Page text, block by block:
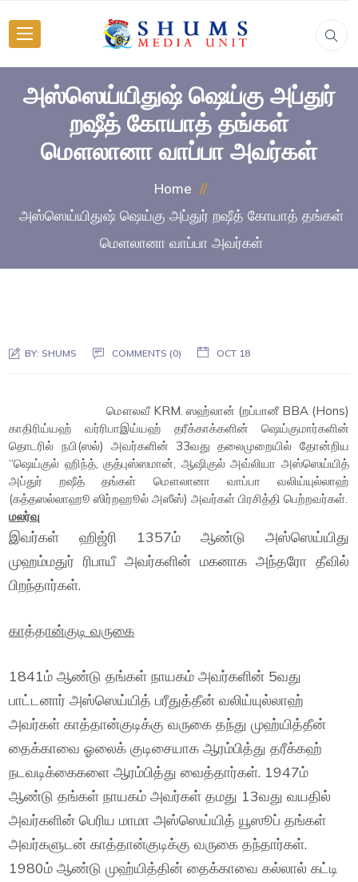
அஸ்ஸெய்யிதுஷ் ஷெய்கு அப்துர்
றஷீத் கோயாத் தங்கள்
மௌலானா வாப்பா அவர்கள்
Home
அஸ்ஸெய்யிதுஷ் ஷெய்கு அப்துர் றஷீத் கோயாத் தங்கள்
மௌலானா வாப்பா அவர்கள்
BY: SHUMS COMMENTS (0) OCT 18
மௌலவீ KRM. ஸஹ்லான் (றப்பானீ BBA (Hons)
காதிரிய்யஹ் வர்ரிபாஇய்யஹ் தரீக்காக்களின் ஷெய்குமார்களின்
தொடரில் நபி(ஸல்) அவர்களின் 33வது தலைமுறையில் தோன்றிய
“ஷெய்குல் ஹிந்த், குத்புஸ்ஸமான், ஆஷிகுல் அவ்லியா அஸ்ஸெய்யித்
அப்துர் றஷீத் தங்கள் மௌலானா வாப்பா வலிய்யுல்லாஹ்
(கத்தஸல்லாஹூ ஸிர்றஹூல் அஸீஸ்) அவர்கள் பிரசித்தி பெற்றவர்கள்.
மலர்வு
இவர்கள் ஹிஜ்ரி 1357ம் ஆண்டு அஸ்ஸெய்யிது
முஹம்மதுர் ரிபாயீ அவர்களின் மகனாக அந்தரோ தீவில்
பிறந்தார்கள்.
காத்தான்குடி வருகை
1841ம் ஆண்டு தங்கள் நாயகம் அவர்களின் 5வது
பாட்டனார் அஸ்ஸெய்யித் பரீதுத்தீன் வலிய்யுல்லாஹ்
அவர்கள் காத்தான்குடிக்கு வருகை தந்து முஹ்யித்தீன்
தைக்காவை ஓலைக் குடிசையாக ஆரம்பித்து தரீக்கஹ்
நடவடிக்கைகளை ஆரம்பித்து வைத்தார்கள். 1947ம்
ஆண்டு தங்கள் நாயகம் அவர்கள் தமது 13வது வயதில்
அவர்களின் பெரிய மாமா அஸ்ஸெய்யித் யூஸூப் தங்கள்
அவர்களுடன் காத்தான்குடிக்கு வருகை தந்தார்கள்.
1980ம் ஆண்டு முஹ்யித்தின் தைக்காவை கல்லால் கட்டி